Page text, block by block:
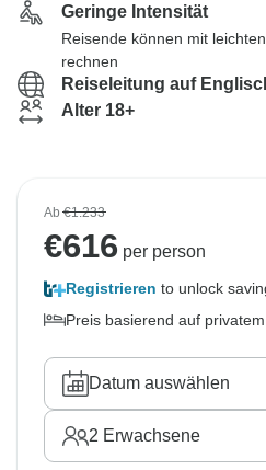
Geringe Intensität
Reisende können mit
rechnen
Reiseleitung auf
Alter 18+
Ab€1.233
€616 per person
Registrieren to unlock
Preis basierend auf
Datum auswählen
2 Erwachsene